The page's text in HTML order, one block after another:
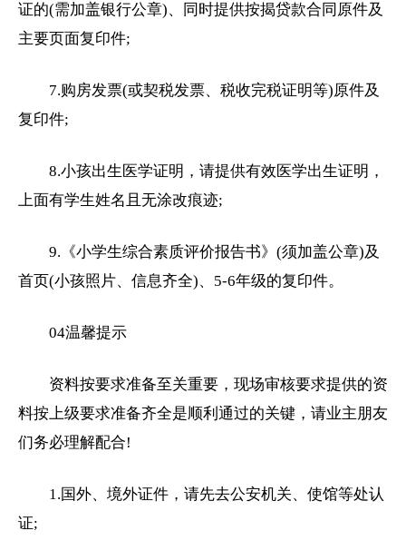
证的(需加盖银行公章)、同时提供按揭贷款合同原件及
主要页面复印件;
7.购房发票(或契税发票、税收完税证明等)原件及
复印件;
8.小孩出生医学证明，请提供有效医学出生证明，
上面有学生姓名且无涂改痕迹;
9.《小学生综合素质评价报告书》(须加盖公章)及
首页(小孩照片、信息齐全)、5-6年级的复印件。
04温馨提示
资料按要求准备至关重要，现场审核要求提供的资
料按上级要求准备齐全是顺利通过的关键，请业主朋友
们务必理解配合!
1.国外、境外证件，请先去公安机关、使馆等处认
证;